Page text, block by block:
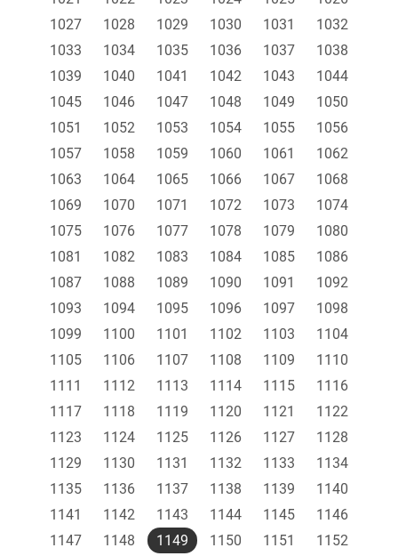
1027
1028 1029 1030 1031
1032
1033
1034 1035 1036 1037
1038
1039
1040 1041 1042 1043
1044
1045
1046 1047 1048 1049
1050
1051
1052 1053 1054 1055
1056
1057
1058 1059 1060 1061
1062
1063
1064 1065 1066 1067
1068
1069
1070 1071 1072 1073
1074
1075
1076 1077 1078 1079
1080
1081
1082 1083 1084 1085
1086
1087
1088 1089 1090 1091
1092
1093
1094 1095 1096 1097
1098
1099
1100 1101 1102 1103
1104
1105
1106 1107 1108 1109
1110
1111
1112 1113 1114 1115
1116
1117
1118 1119 1120 1121
1122
1123
1124 1125 1126 1127
1128
1129
1130 1131 1132 1133
1134
1135
1136 1137 1138 1139
1140
1141
1142 1143 1144 1145
1146
1147
1148 1149 1150 1151 1152